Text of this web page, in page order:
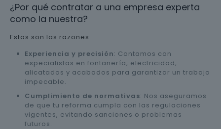
¿Por qué contratar a una empresa experta
como la nuestra?
Estas son las razones:
Experiencia y precisión: Contamos con
especialistas en fontanería, electricidad,
alicatados y acabados para garantizar un trabajo
impecable.
Cumplimiento de normativas: Nos aseguramos
de que tu reforma cumpla con las regulaciones
vigentes, evitando sanciones o problemas
futuros.